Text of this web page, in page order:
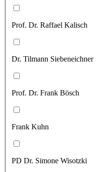
Prof. Dr. Raffael Kalisch
Dr. Tilmann Siebeneichner
Prof. Dr. Frank Bösch
Frank Kuhn
PD Dr. Simone Wisotzki